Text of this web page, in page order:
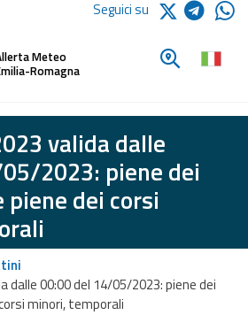
Seguici su
Meteo
Romagna
Cerca un
valida dalle
2023: piene dei
dei corsi
dalle 00:00 del 14/05/2023: piene dei
minori, temporali